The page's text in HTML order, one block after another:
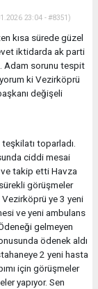
23:04 - #8351)
kısa sürede güzel
iktidarda ak parti
Adam sorunu tespit
ki Vezirköprü
değişeli
toparladı.
ciddi mesai
takip etti Havza
görüşmeler
Vezirköprü ye 3 yeni
ve yeni ambulans
gelmeyen
ödenek aldı
2 yeni hasta
için görüşmeler
yapıyor. Sen